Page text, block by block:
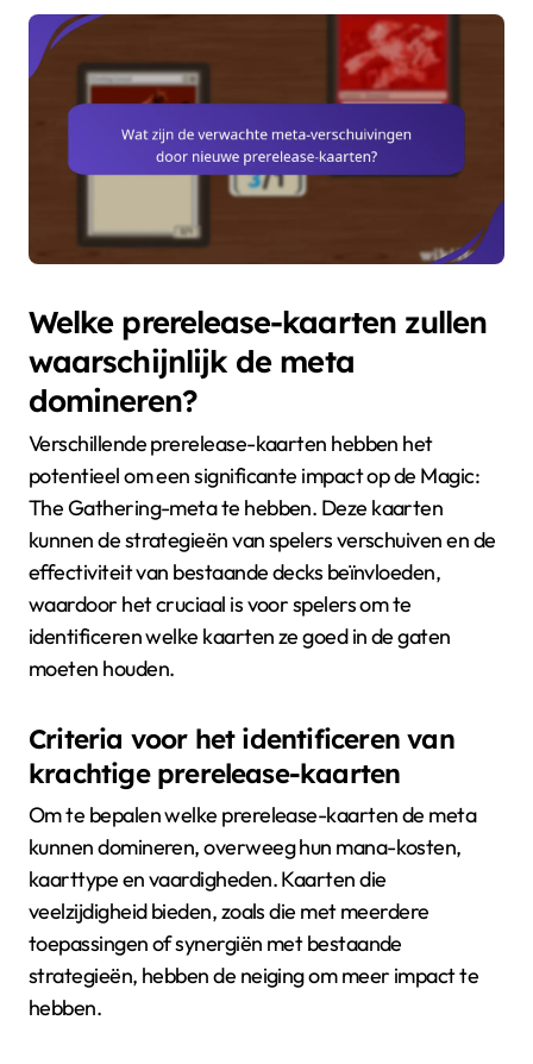
Welke prerelease-kaarten zullen
waarschijnlijk de meta
domineren?
Verschillende prerelease-kaarten hebben het
potentieel om een significante impact op de Magic:
The Gathering-meta te hebben. Deze kaarten
kunnen de strategieën van spelers verschuiven en de
effectiviteit van bestaande decks beïnvloeden,
waardoor het cruciaal is voor spelers om te
identificeren welke kaarten ze goed in de gaten
moeten houden.
Criteria voor het identificeren van
krachtige prerelease-kaarten
Om te bepalen welke prerelease-kaarten de meta
kunnen domineren, overweeg hun mana-kosten,
kaarttype en vaardigheden. Kaarten die
veelzijdigheid bieden, zoals die met meerdere
toepassingen of synergiën met bestaande
strategieën, hebben de neiging om meer impact te
hebben.